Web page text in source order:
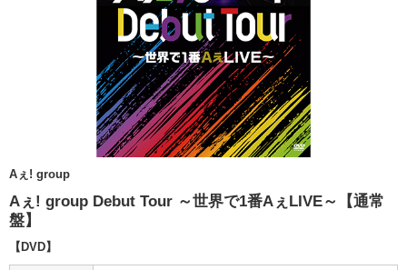
Aぇ! group
Aぇ! group Debut Tour ～世界で1番AぇLIVE～【通常
盤】
【DVD】